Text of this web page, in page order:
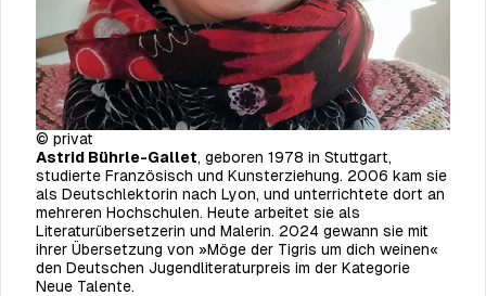
© privat
Astrid Bührle-Gallet, geboren 1978 in Stuttgart,
studierte Französisch und Kunsterziehung. 2006 kam sie
als Deutschlektorin nach Lyon, und unterrichtete dort an
mehreren Hochschulen. Heute arbeitet sie als
Literaturübersetzerin und Malerin. 2024 gewann sie mit
ihrer Übersetzung von »Möge der Tigris um dich weinen«
den Deutschen Jugendliteraturpreis im der Kategorie
Neue Talente.